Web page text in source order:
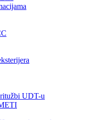
UDT-u